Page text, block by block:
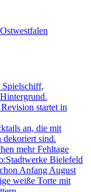
startet in
mehr Fehltage
Anfang August